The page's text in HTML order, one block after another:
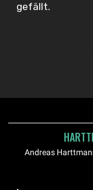
gefällt.
Andreas